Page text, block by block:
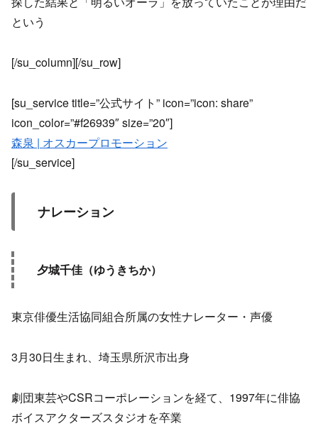
という
[/su_column][/su_row]
[su_service title=”公式サイト” icon=”icon: share”
icon_color=”#f26939″ size=”20″]
森泉 | オスカープロモーション
[/su_service]
ナレーション
夕城千佳（ゆうきちか）
東京俳優生活協同組合所属の女性ナレーター・声優
3月30日生まれ、埼玉県所沢市出身
劇団東芸やCSRコーポレーションを経て、1997年に俳協
ボイスアクターズスタジオを卒業